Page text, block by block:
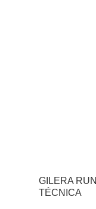
GILERA
TÉCNICA